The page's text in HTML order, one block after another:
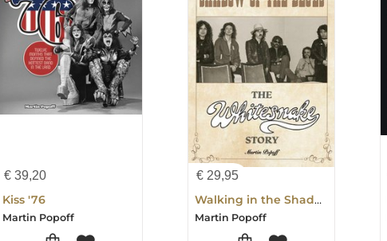
€39,20
Kiss '76
Martin Popoff
€29,95
Walking in the Shadow of the Blues
Martin Popoff